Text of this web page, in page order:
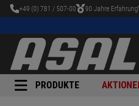
springen
+49 (0) 781 / 507-00 90 Jahre Erfahrung
PRODUKTE